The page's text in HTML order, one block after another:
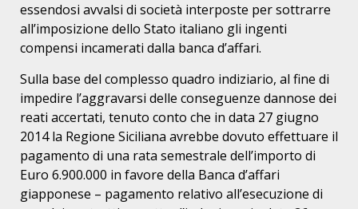
essendosi avvalsi di società interposte per sottrarre
all’imposizione dello Stato italiano gli ingenti
compensi incamerati dalla banca d’affari.
Sulla base del complesso quadro indiziario, al fine di
impedire l’aggravarsi delle conseguenze dannose dei
reati accertati, tenuto conto che in data 27 giugno
2014 la Regione Siciliana avrebbe dovuto effettuare il
pagamento di una rata semestrale dell’importo di
Euro 6.900.000 in favore della Banca d’affari
giapponese – pagamento relativo all’esecuzione di